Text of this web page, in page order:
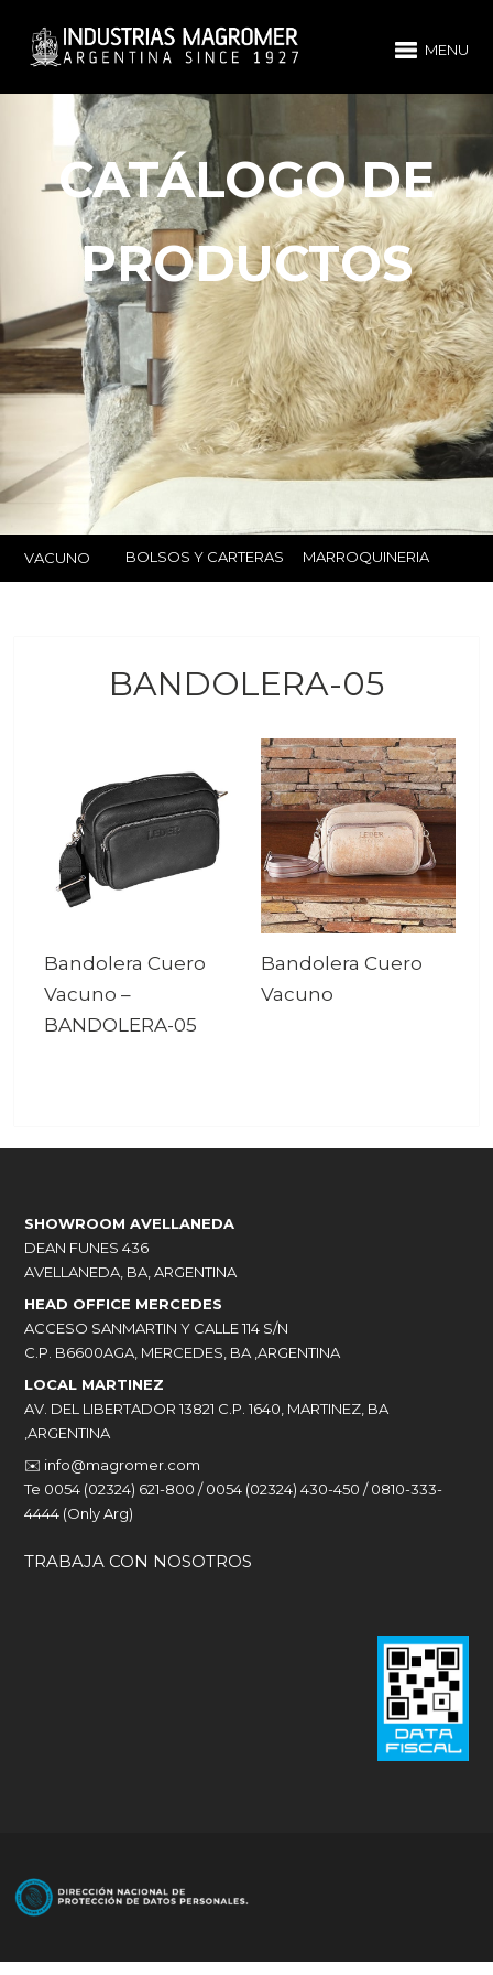
MENU
CATÁLOGO DE
PRODUCTOS
VACUNO BOLSOS Y CARTERAS MARROQUINERIA
BANDOLERA-05
Bandolera Cuero
Vacuno –
BANDOLERA-05
Bandolera Cuero
Vacuno
SHOWROOM AVELLANEDA
DEAN FUNES 436
AVELLANEDA, BA, ARGENTINA
HEAD OFFICE MERCEDES
ACCESO SANMARTIN Y CALLE 114 S/N
C.P. B6600AGA, MERCEDES, BA ,ARGENTINA
LOCAL MARTINEZ
AV. DEL LIBERTADOR 13821 C.P. 1640, MARTINEZ, BA
,ARGENTINA
✉️ info@magromer.com
Te 0054 (02324) 621-800 / 0054 (02324) 430-450 / 0810-333-
4444 (Only Arg)
TRABAJA CON NOSOTROS